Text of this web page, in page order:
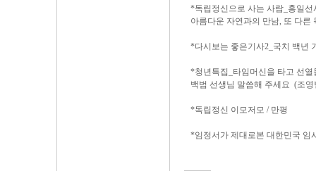
*독립정신으로 사는 사람_홍일선
아름다운 자연과의 만남, 또 다른
*다시보는 좋은기사2_국치 백년
*청년특집_타임머신을 타고 선열
백범 선생님 말씀해 주세요 (조영
*독립정신 이모저모 / 만평
*임정서가 제대로본 대한민국 임